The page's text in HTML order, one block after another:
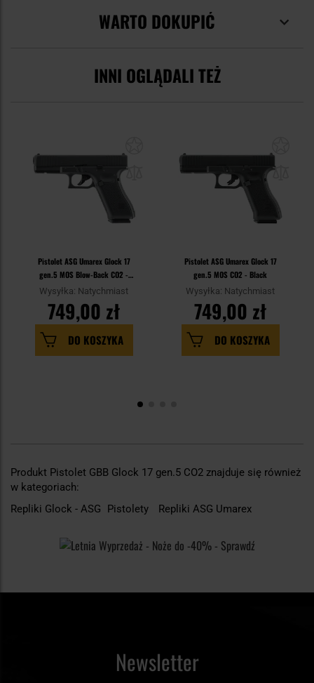
WARTO DOKUPIĆ
INNI OGLĄDALI TEŻ
Pistolet ASG Umarex Glock 17
gen.5 MOS Blow-Back CO2 -
Black
Wysyłka: Natychmiast
749,00 zł
DO KOSZYKA
Pistolet ASG Umarex Glock 17
gen.5 MOS CO2 - Black
Wysyłka: Natychmiast
749,00 zł
DO KOSZYKA
Produkt Pistolet GBB Glock 17 gen.5 CO2 znajduje się również
w kategoriach:
Repliki Glock - ASG
Pistolety Repliki ASG Umarex
Newsletter